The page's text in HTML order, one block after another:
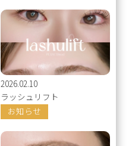
2026.02.10
ラッシュリフト
お知らせ